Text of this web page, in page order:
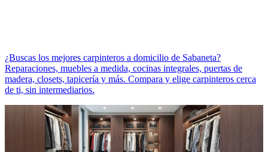
¿Buscas los mejores carpinteros a domicilio de Sabaneta?
Reparaciones, muebles a medida, cocinas integrales, puertas de
madera, closets, tapicería y más. Compara y elige carpinteros cerca
de ti, sin intermediarios.